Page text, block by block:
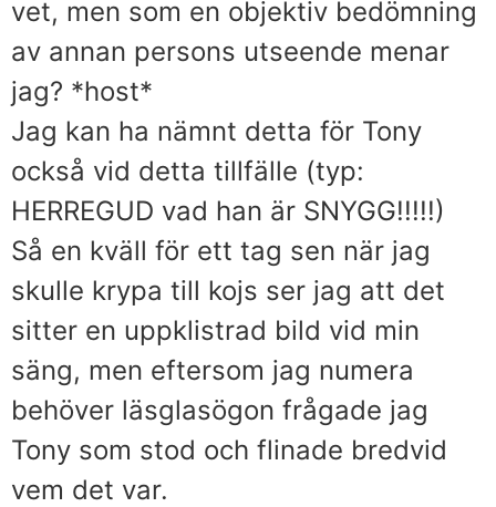
vet, men som en objektiv bedömning
av annan persons utseende menar
jag? *host*
Jag kan ha nämnt detta för Tony
också vid detta tillfälle (typ:
HERREGUD vad han är SNYGG!!!!!)
Så en kväll för ett tag sen när jag
skulle krypa till kojs ser jag att det
sitter en uppklistrad bild vid min
säng, men eftersom jag numera
behöver läsglasögon frågade jag
Tony som stod och flinade bredvid
vem det var.